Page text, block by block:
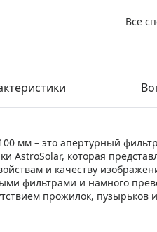
Все
мм – это апертурный
AstroSolar, которая
и качеству
фильтрами и намного
прожилок,